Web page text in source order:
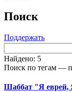
Поиск
Поддержать
Найдено: 5
Поиск по тегам —
Шаббат "Я еврей,